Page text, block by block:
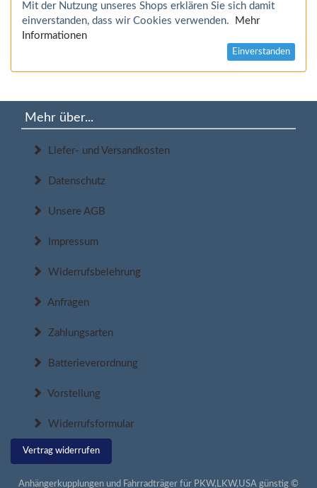
Mit der Nutzung unseres Shops erklären Sie sich damit
einverstanden, dass wir Cookies verwenden.
Mehr
Informationen
Einverstanden
Mehr über...
Liefer- und Versandkosten
Datenschutz
Unsere AGB
Impressum
Widerrufsbelehrung
Anfragen
Zahlungsarten
Batterieverordnung
Vorstellung
Widerrufsformular
Vertrag widerrufen
Anhängerkupplungen und Fahrradträger für PKW,LKW,USA günstig ©